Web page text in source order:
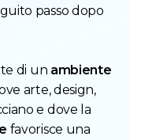
passo dopo
di un ambiente
arte, design,
e dove la
favorisce una